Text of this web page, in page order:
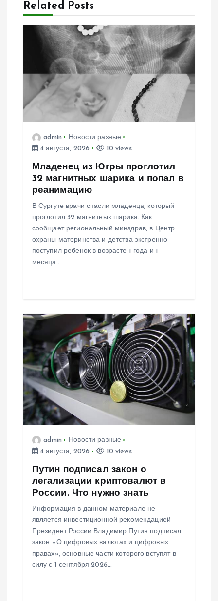
и
п
з
Related Posts
admin
Новости разные
4 августа, 2026
10 views
Младенец из Югры проглотил
32 магнитных шарика и попал в
реанимацию
В Сургуте врачи спасли младенца, который
проглотил 32 магнитных шарика. Как
сообщает региональный минздрав, в Центр
охраны материнства и детства экстренно
поступил ребенок в возрасте 1 года и 1
месяца…
admin
Новости разные
4 августа, 2026
10 views
Путин подписал закон о
легализации криптовалют в
России. Что нужно знать
Информация в данном материале не
является инвестиционной рекомендацией
Президент России Владимир Путин подписал
закон «О цифровых валютах и цифровых
правах», основные части которого вступят в
силу с 1 сентября 2026…